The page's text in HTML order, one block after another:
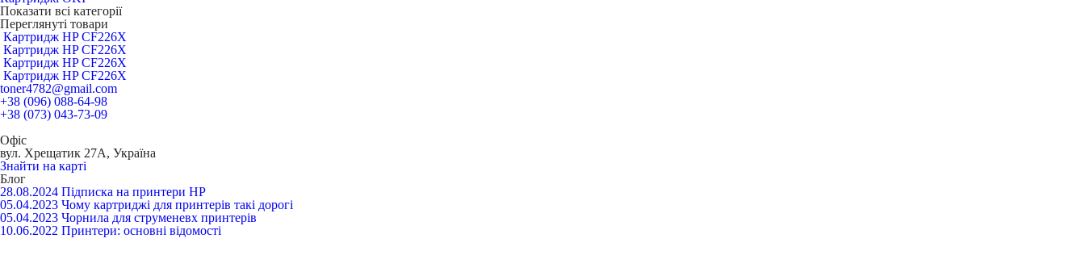
Показати всі категорії
Переглянуті товари
Картридж HP CF226X
Картридж HP CF226X
Картридж HP CF226X
Картридж HP CF226X
toner4782@gmail.com
+38 (096) 088-64-98
+38 (073) 043-73-09
Офіс
вул. Хрещатик 27А, Україна
Знайти на карті
Блог
28.08.2024 Підписка на принтери HP
05.04.2023 Чому картриджі для принтерів такі дорогі
05.04.2023 Чорнила для струменевх принтерів
10.06.2022 Принтери: основні відомості